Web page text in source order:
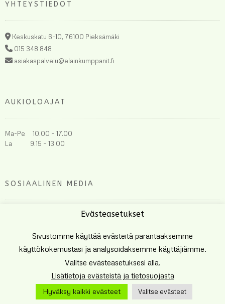
YHTEYSTIEDOT
Keskuskatu 6-10, 76100 Pieksämäki
015 348 848
asiakaspalvelu@elainkumppanit.fi
AUKIOLOAJAT
Ma-Pe 10.00 – 17.00
La 9.15 – 13.00
SOSIAALINEN MEDIA
Tehnyt Eetu Häkkinen
TIETOSUOJA JA EVÄSTEET YLLÄPIDON YHTEYSTIEDOT
Evästeasetukset
Sivustomme käyttää evästeitä parantaaksemme
käyttökokemustasi ja analysoidaksemme käyttäjiämme.
Valitse evästeasetuksesi alla.
Lisätietoja evästeistä ja tietosuojasta
Hyväksy kaikki evästeet Valitse evästeet